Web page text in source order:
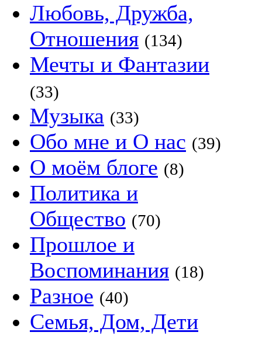
Любовь, Дружба,
Отношения (134)
Мечты и Фантазии
(33)
Музыка (33)
Обо мне и О нас (39)
О моём блоге (8)
Политика и
Общество (70)
Прошлое и
Воспоминания (18)
Разное (40)
Семья, Дом, Дети